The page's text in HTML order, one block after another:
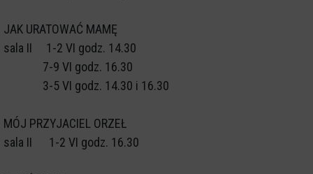
JAK URATOWAĆ MAMĘ
sala II 1-2 VI godz. 14.30
7-9 VI godz. 16.30
3-5 VI godz. 14.30 i 16.30
MÓJ PRZYJACIEL ORZEŁ
sala II 1-2 VI godz. 16.30